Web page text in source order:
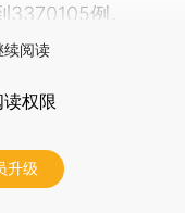
例。
续阅读
读权限
升级